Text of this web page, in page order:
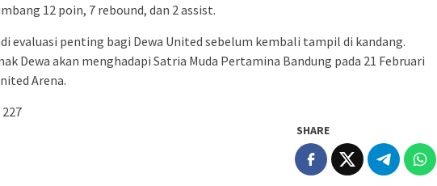
12 poin, 7 rebound, dan 2 assist.
evaluasi penting bagi Dewa United sebelum kembali tampil di kandang.
Dewa akan menghadapi Satria Muda Pertamina Bandung pada 21 Februari
Arena.
227
SHARE